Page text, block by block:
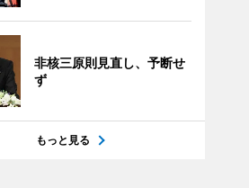
非核三原則見直し、予断せ
ず
もっと見る